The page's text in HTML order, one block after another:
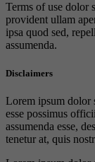
Terms of use dolor
provident ullam
ipsa quod sed,
assumenda.
Disclaimers
Lorem ipsum dolor
esse possimus
assumenda esse,
tenetur at, quis